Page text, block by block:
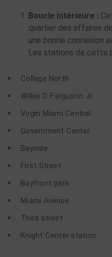
Boucle intérieure :
quartier des affaires
une bonne connexion
Les stations de cette
College North
Wilkie D. Ferguson Jr.
Virgin Miami Central
Government Center
Bayside
First Street
Bayfront park
Miami Avenue
Third street
Knight Center station